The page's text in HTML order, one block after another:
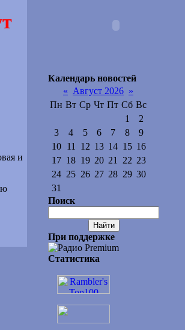
и
Календарь новостей
« Август 2026 »
Пн Вт Ср Чт Пт Сб Вс
1
2
3
4 5 6 7 8
9
10
11 12 13 14 15 16
17 18 19 20 21 22 23
24 25 26 27 28 29 30
31
Поиск
При поддержке
Статистика